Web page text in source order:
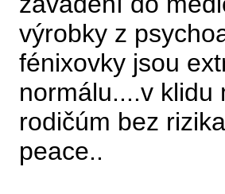
výrobky z
fénixovky jsou
normálu....v klidu
rodičúm bez
peace..